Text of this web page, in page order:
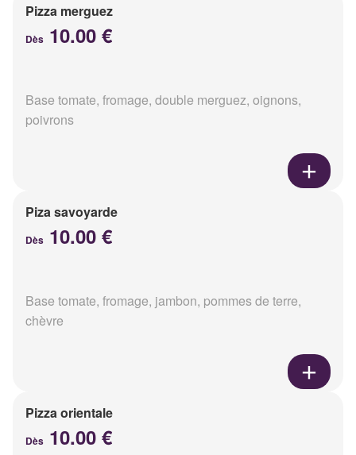
Pizza merguez
Dès 10.00 €
Base tomate, fromage, double merguez, oignons,
poivrons
Piza savoyarde
Dès 10.00 €
Base tomate, fromage, jambon, pommes de terre,
chèvre
Pizza orientale
Dès 10.00 €